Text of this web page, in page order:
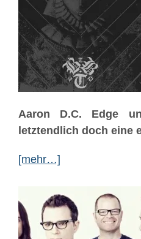
Aaron D.C. Edge
letztendlich doch eine
[mehr…]